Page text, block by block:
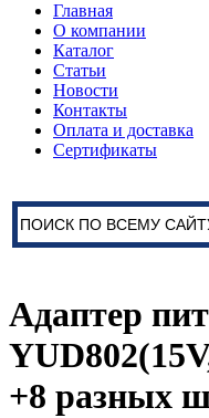
Главная
О компании
Каталог
Статьи
Новости
Контакты
Оплата и доставка
Сертификаты
Адаптер
+8 разных